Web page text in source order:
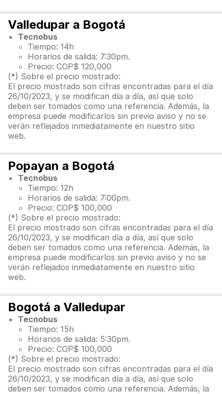
Valledupar a Bogotá
Tecnobus
Tiempo: 14h
Horarios de salida: 7:30pm.
Precio: COP$ 120,000
(*) Sobre el precio mostrado:
El precio mostrado son cifras encontradas para el día
26/10/2023, y se modifican día a día, así que solo
deben ser tomados como una referencia. Además, la
empresa puede modificarlos sin previo aviso y no se
verán reflejados inmediatamente en nuestro sitio
web.
Popayan a Bogotá
Tecnobus
Tiempo: 12h
Horarios de salida: 7:00pm.
Precio: COP$ 100,000
(*) Sobre el precio mostrado:
El precio mostrado son cifras encontradas para el día
26/10/2023, y se modifican día a día, así que solo
deben ser tomados como una referencia. Además, la
empresa puede modificarlos sin previo aviso y no se
verán reflejados inmediatamente en nuestro sitio
web.
Bogotá a Valledupar
Tecnobus
Tiempo: 15h
Horarios de salida: 5:30pm.
Precio: COP$ 100,000
(*) Sobre el precio mostrado:
El precio mostrado son cifras encontradas para el día
26/10/2023, y se modifican día a día, así que solo
deben ser tomados como una referencia. Además, la